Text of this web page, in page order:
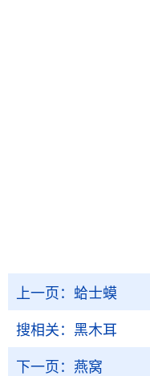
上一页： 蛤士蟆
搜相关： 黑木耳
下一页： 燕窝